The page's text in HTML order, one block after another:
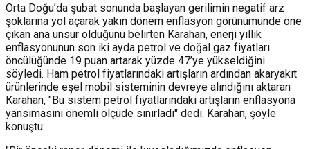
Orta Doğu’da şubat sonunda başlayan gerilimin negatif arz
şoklarına yol açarak yakın dönem enflasyon görünümünde öne
çıkan ana unsur olduğunu belirten Karahan, enerji yıllık
enflasyonunun son iki ayda petrol ve doğal gaz fiyatları
öncülüğünde 19 puan artarak yüzde 47’ye yükseldiğini
söyledi. Ham petrol fiyatlarındaki artışların ardından akaryakıt
ürünlerinde eşel mobil sisteminin devreye alındığını aktaran
Karahan, "Bu sistem petrol fiyatlarındaki artışların enflasyona
yansımasını önemli ölçüde sınırladı" dedi. Karahan, şöyle
konuştu: